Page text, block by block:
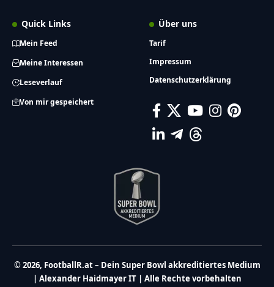
Quick Links
Mein Feed
Meine Interessen
Leseverlauf
Von mir gespeichert
Über uns
Tarif
Impressum
Datenschutzerklärung
© 2026, FootballR.at – Dein Super Bowl akkreditiertes Medium
| Alexander Haidmayer IT | Alle Rechte vorbehalten